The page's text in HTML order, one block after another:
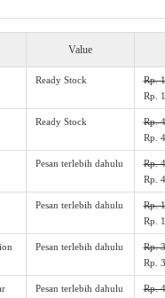
Value
Ready Stock
Rp.
Rp.
Ready Stock
Rp.
Rp.
Pesan terlebih dahulu
Rp.
Rp.
Pesan terlebih dahulu
Rp.
Rp.
Pesan terlebih dahulu
Rp.
Rp.
Pesan terlebih dahulu
Rp.